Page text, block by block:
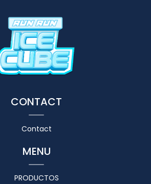
CONTACT
Contact
MENU
PRODUCTOS